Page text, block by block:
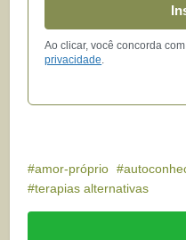
Ao clicar, você concorda
privacidade.
amor-próprio
terapias alternativas